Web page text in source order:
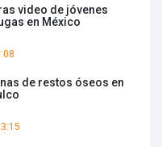
video de jóvenes
en México
de restos óseos en